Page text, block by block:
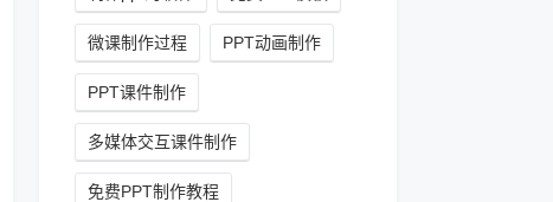
微课制作过程 PPT动画制作
PPT课件制作
多媒体交互课件制作
免费PPT制作教程